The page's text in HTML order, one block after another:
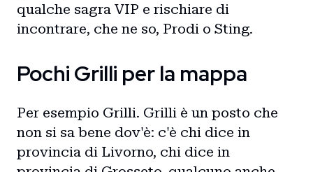
qualche sagra VIP e rischiare di
incontrare, che ne so, Prodi o Sting.
Pochi Grilli per la mappa
Per esempio Grilli. Grilli è un posto che
non si sa bene dov'è: c'è chi dice in
provincia di Livorno, chi dice in